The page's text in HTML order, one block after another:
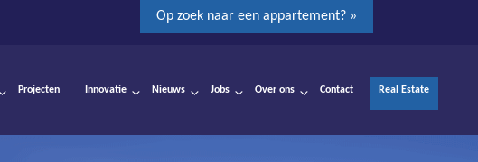
Op zoek naar een appartement? »
Projecten Innovatie Nieuws Jobs Over ons Contact Real Estate